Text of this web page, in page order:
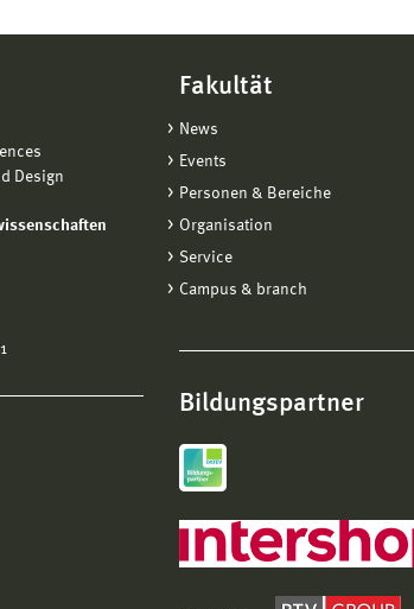
Design
Fakultät
News
Events
Personen & Bereiche
Organisation
Service
Campus & branch
Bildungspartner